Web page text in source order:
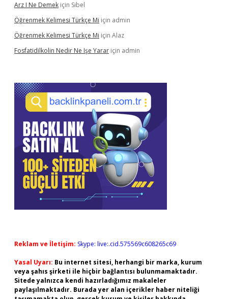
Arz I Ne Demek için Sibel
Öğrenmek Kelimesi Türkçe Mi için admin
Öğrenmek Kelimesi Türkçe Mi için Alaz
Fosfatidilkolin Nedir Ne Işe Yarar için admin
Reklam ve İletişim: Skype: live:.cid.575569c608265c69
Yasal Uyarı: Bu internet sitesi, herhangi bir marka, kurum
veya şahıs şirketi ile hiçbir bağlantısı bulunmamaktadır.
Sitede yalnızca kendi hazırladığımız makaleler
paylaşılmaktadır. Burada yer alan içerikler haber niteliği